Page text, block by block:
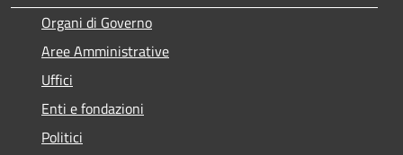
Organi di Governo
Aree Amministrative
Uffici
Enti e fondazioni
Politici